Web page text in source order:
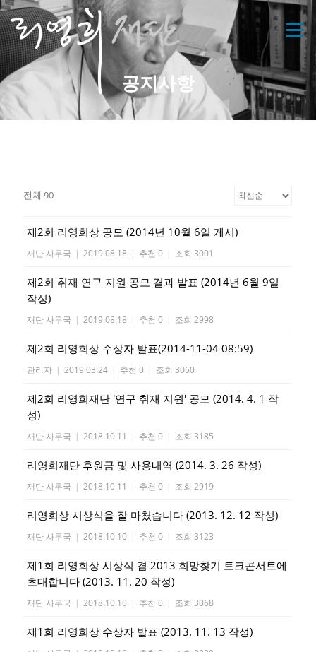
메뉴
공지사항
전체 90
제2회 리영희상 공모 (2014년 10월 6일 게시)
재단 사무국 | 2019.08.18 | 추천 0 | 조회 3001
제2회 취재 연구 지원 공모 결과 발표 (2014년 6월 9일
작성)
재단 사무국 | 2019.08.18 | 추천 0 | 조회 2998
제2회 리영희상 수상자 발표(2014-11-04 08:59)
관리자 | 2019.03.24 | 추천 0 | 조회 3060
제2회 리영희재단 '연구 취재 지원' 공모 (2014. 4. 1 작
성)
재단 사무국 | 2018.10.11 | 추천 0 | 조회 3185
리영희재단 후원금 및 사용내역 (2014. 3. 26 작성)
재단 사무국 | 2018.10.11 | 추천 0 | 조회 2919
리영희상 시상식을 잘 마쳤습니다 (2013. 12. 12 작성)
재단 사무국 | 2018.10.10 | 추천 0 | 조회 3123
제1회 리영희상 시상식 겸 2013 희망찾기 토크콘서트에
초대합니다 (2013. 11. 20 작성)
재단 사무국 | 2018.10.10 | 추천 0 | 조회 3068
제1회 리영희상 수상자 발표 (2013. 11. 13 작성)